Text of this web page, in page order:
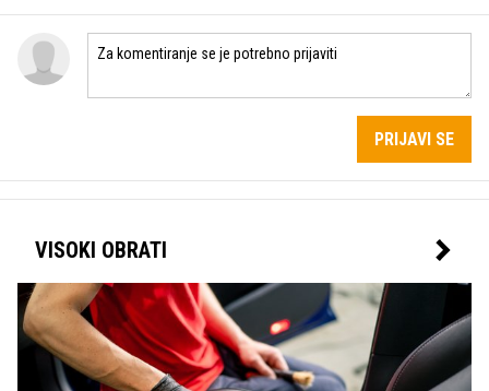
PRIJAVI SE
VISOKI OBRATI